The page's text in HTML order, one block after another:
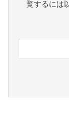
覧するには